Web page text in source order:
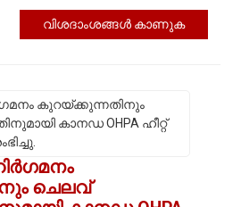
വിശദാംശങ്ങൾ കാണുക
ചെലവ്